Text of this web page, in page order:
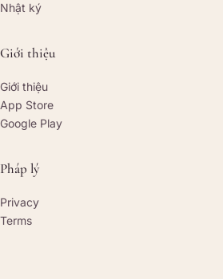
Nhật ký
Giới thiệu
Giới thiệu
App Store
Google Play
Pháp lý
Privacy
Terms